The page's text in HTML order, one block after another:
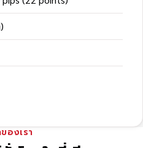
องเรา